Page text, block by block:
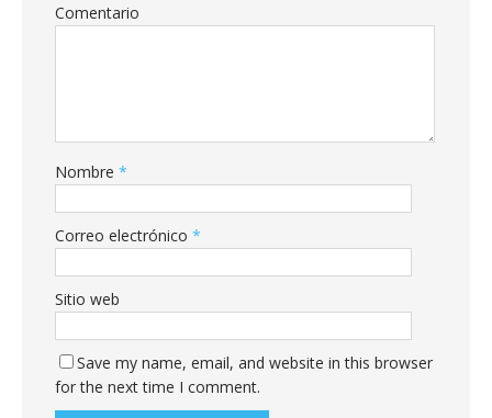
Comentario
Nombre *
Correo electrónico *
Sitio web
Save my name, email, and website in this browser
for the next time I comment.